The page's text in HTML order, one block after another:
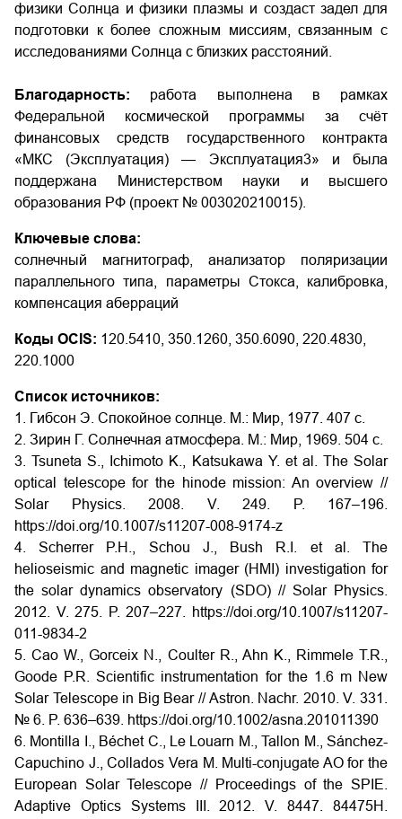
физики Солнца и физики плазмы и создаст задел для
подготовки к более сложным миссиям, связанным с
исследованиями Солнца с близких расстояний.
Благодарность: работа выполнена в рамках
Федеральной космической программы за счёт
финансовых средств государственного контракта
«МКС (Эксплуатация) — Эксплуатация­3» и была
поддержана Министерством науки и высшего
образования РФ (проект № 0030­2021­0015).
Ключевые слова:
солнечный магнитограф, анализатор поляризации
параллельного типа, параметры Стокса, калибровка,
компенсация аберраций
Коды OCIS: 120.5410, 350.1260, 350.6090, 220.4830,
220.1000
Список источников:
1. Гибсон Э. Спокойное солнце. М.: Мир, 1977. 407 с.
2. Зирин Г. Солнечная атмосфера. М.: Мир, 1969. 504 с.
3. Tsuneta S., Ichimoto K., Katsukawa Y. et al. The Solar
optical telescope for the hinode mission: An overview //
Solar Physics. 2008. V. 249. P. 167–196.
https://doi.org/10.1007/s11207-008-9174-z
4. Scherrer P.H., Schou J., Bush R.I. et al. The
helioseismic and magnetic imager (HMI) investigation for
the solar dynamics observatory (SDO) // Solar Physics.
2012. V. 275. P. 207–227. https://doi.org/10.1007/s11207-
011-9834-2
5. Cao W., Gorceix N., Coulter R., Ahn K., Rimmele T.R.,
Goode P.R. Scientific instrumentation for the 1.6 m New
Solar Telescope in Big Bear // Astron. Nachr. 2010. V. 331.
№ 6. P. 636–639. https://doi.org/10.1002/asna.201011390
6. Montilla I., Béchet C., Le Louarn M., Tallon M., Sánchez-
Capuchino J., Collados Vera M. Multi-conjugate AO for the
European Solar Telescope // Proceedings of the SPIE.
Adaptive Optics Systems III. 2012. V. 8447. 84475H.